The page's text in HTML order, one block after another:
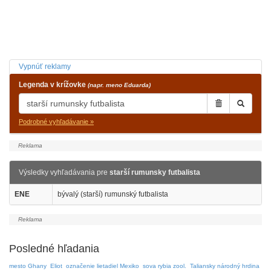
Vypnúť reklamy
Legenda v krížovke (napr. meno Eduarda)
Podrobné vyhľadávanie »
Výsledky vyhľadávania pre starší rumunsky futbalista
ENE bývalý (starší) rumunský futbalista
Posledné hľadania
mesto Ghany Eliot označenie lietadiel Mexiko sova rybia zool. Taliansky národný hrdina